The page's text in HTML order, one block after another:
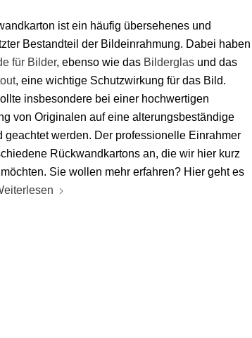
ist ein häufig übersehenes und
Bestandteil der Bildeinrahmung. Dabei haben
für Bilder, ebenso wie das Bilderglas und das
, eine wichtige Schutzwirkung für das Bild.
insbesondere bei einer hochwertigen
von Originalen auf eine alterungsbeständige
geachtet werden. Der professionelle Einrahmer
Rückwandkartons an, die wir hier kurz
Sie wollen mehr erfahren? Hier geht es